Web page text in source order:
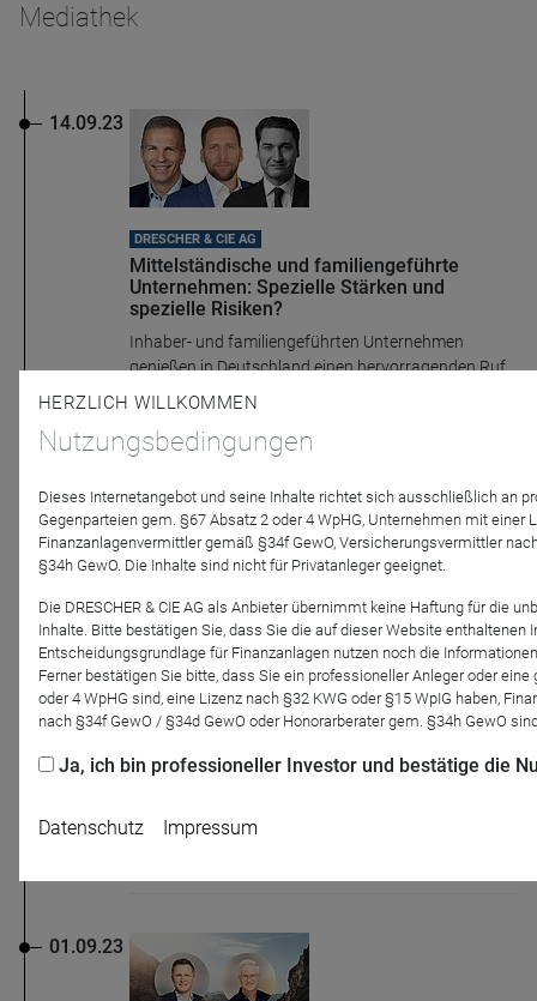
Mediathek
14.09.23
DRESCHER & CIE AG
Mittelständische und familiengeführte
Unternehmen: Spezielle Stärken und
spezielle Risiken?
Inhaber- und familiengeführten Unternehmen
genießen in Deutschland einen hervorragenden Ruf.
Für Anleger können Hidden Champions interessant
13.09.23
DJE Kapital
DJE-plusNews September 2023: Die
Glaubwürdigkeit bleibt die wichtigste
Währung
globalen Investitionen immer eine wichtige Rolle. In
restriktive Notenbankpolitik und einer weiterhin
drohenden ...
01.09.23
HERZLICH WILLKOMMEN
Nutzungsbedingungen
Dieses Internetangebot und seine Inhalte richtet sich ausschließlich an
Gegenparteien gem. §67 Absatz 2 oder 4 WpHG, Unternehmen mit einer
Finanzanlagenvermittler gemäß §34f GewO, Versicherungsvermittler
§34h GewO. Die Inhalte sind nicht für Privatanleger geeignet.
Die DRESCHER & CIE AG als Anbieter übernimmt keine Haftung für die
Inhalte. Bitte bestätigen Sie, dass Sie die auf dieser Website enthaltenen
Entscheidungsgrundlage für Finanzanlagen nutzen noch die
Ferner bestätigen Sie bitte, dass Sie ein professioneller Anleger oder
oder 4 WpHG sind, eine Lizenz nach §32 KWG oder §15 WpIG haben,
nach §34f GewO / §34d GewO oder Honorarberater gem. §34h GewO
Ja, ich bin professioneller Investor und bestätige die
Datenschutz Impressum